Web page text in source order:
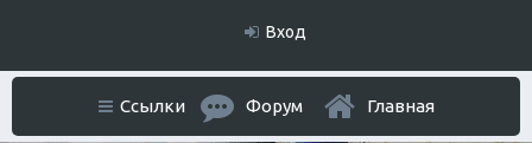
Вход
Ссылки Форум Главная